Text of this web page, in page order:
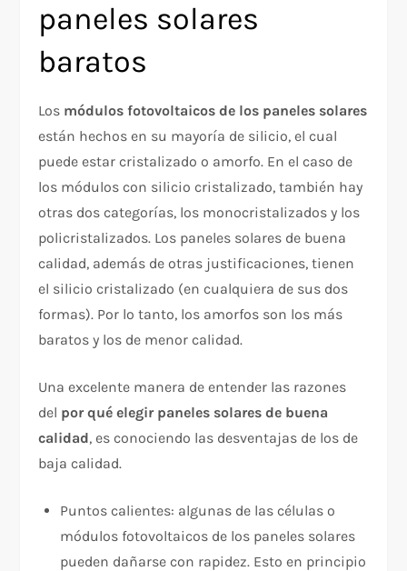
paneles solares
baratos
Los módulos fotovoltaicos de los paneles solares
están hechos en su mayoría de silicio, el cual
puede estar cristalizado o amorfo. En el caso de
los módulos con silicio cristalizado, también hay
otras dos categorías, los monocristalizados y los
policristalizados. Los paneles solares de buena
calidad, además de otras justificaciones, tienen
el silicio cristalizado (en cualquiera de sus dos
formas). Por lo tanto, los amorfos son los más
baratos y los de menor calidad.
Una excelente manera de entender las razones
del por qué elegir paneles solares de buena
calidad, es conociendo las desventajas de los de
baja calidad.
Puntos calientes: algunas de las células o
módulos fotovoltaicos de los paneles solares
pueden dañarse con rapidez. Esto en principio